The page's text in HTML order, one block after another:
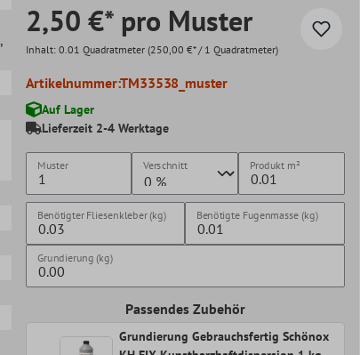
,
2,50 €* pro Muster
Inhalt: 0.01 Quadratmeter (250,00 €* / 1 Quadratmeter)
Artikelnummer:TM33538_muster
Auf Lager
Lieferzeit 2-4 Werktage
Muster Verschnitt Produkt m²
Benötigter Fliesenkleber (kg) Benötigte Fugenmasse (kg)
Grundierung (kg)
Passendes Zubehör
Grundierung Gebrauchsfertig Schönox